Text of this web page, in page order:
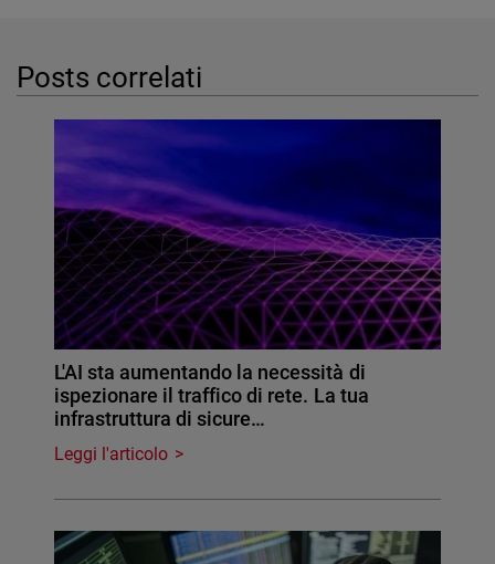
Posts correlati
L'AI sta aumentando la necessità di
ispezionare il traffico di rete. La tua
infrastruttura di sicure…
Leggi l'articolo